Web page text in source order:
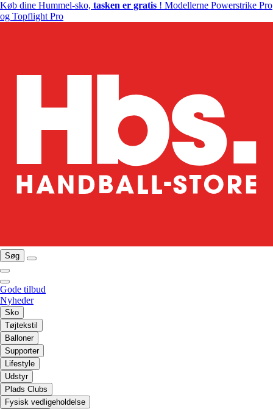
Køb dine Hummel-sko, tasken er gratis ! Modellerne Powerstrike Pro
og Topflight Pro
Søg
Gode tilbud
Nyheder
Sko
Tøjtekstil
Balloner
Supporter
Lifestyle
Udstyr
Plads Clubs
Fysisk vedligeholdelse